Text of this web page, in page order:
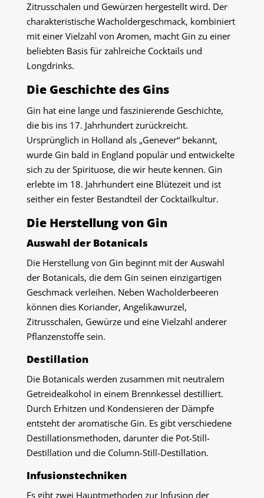
Zitrusschalen und Gewürzen hergestellt wird. Der
charakteristische Wacholdergeschmack, kombiniert
mit einer Vielzahl von Aromen, macht Gin zu einer
beliebten Basis für zahlreiche Cocktails und
Longdrinks.
Die Geschichte des Gins
Gin hat eine lange und faszinierende Geschichte,
die bis ins 17. Jahrhundert zurückreicht.
Ursprünglich in Holland als „Genever“ bekannt,
wurde Gin bald in England populär und entwickelte
sich zu der Spirituose, die wir heute kennen. Gin
erlebte im 18. Jahrhundert eine Blütezeit und ist
seither ein fester Bestandteil der Cocktailkultur.
Die Herstellung von Gin
Auswahl der Botanicals
Die Herstellung von Gin beginnt mit der Auswahl
der Botanicals, die dem Gin seinen einzigartigen
Geschmack verleihen. Neben Wacholderbeeren
können dies Koriander, Angelikawurzel,
Zitrusschalen, Gewürze und eine Vielzahl anderer
Pflanzenstoffe sein.
Destillation
Die Botanicals werden zusammen mit neutralem
Getreidealkohol in einem Brennkessel destilliert.
Durch Erhitzen und Kondensieren der Dämpfe
entsteht der aromatische Gin. Es gibt verschiedene
Destillationsmethoden, darunter die Pot-Still-
Destillation und die Column-Still-Destillation.
Infusionstechniken
Es gibt zwei Hauptmethoden zur Infusion der